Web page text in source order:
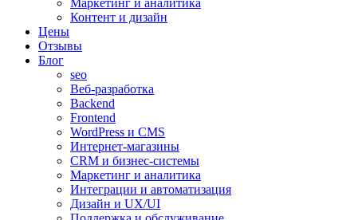
Маркетинг и аналитика
Контент и дизайн
Цены
Отзывы
Блог
seo
Веб-разработка
Backend
Frontend
WordPress и CMS
Интернет-магазины
CRM и бизнес-системы
Маркетинг и аналитика
Интеграции и автоматизация
Дизайн и UX/UI